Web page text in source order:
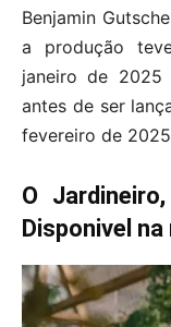
Benjamin
a produção
janeiro de 2025
antes de ser
fevereiro de
O
Disponivel